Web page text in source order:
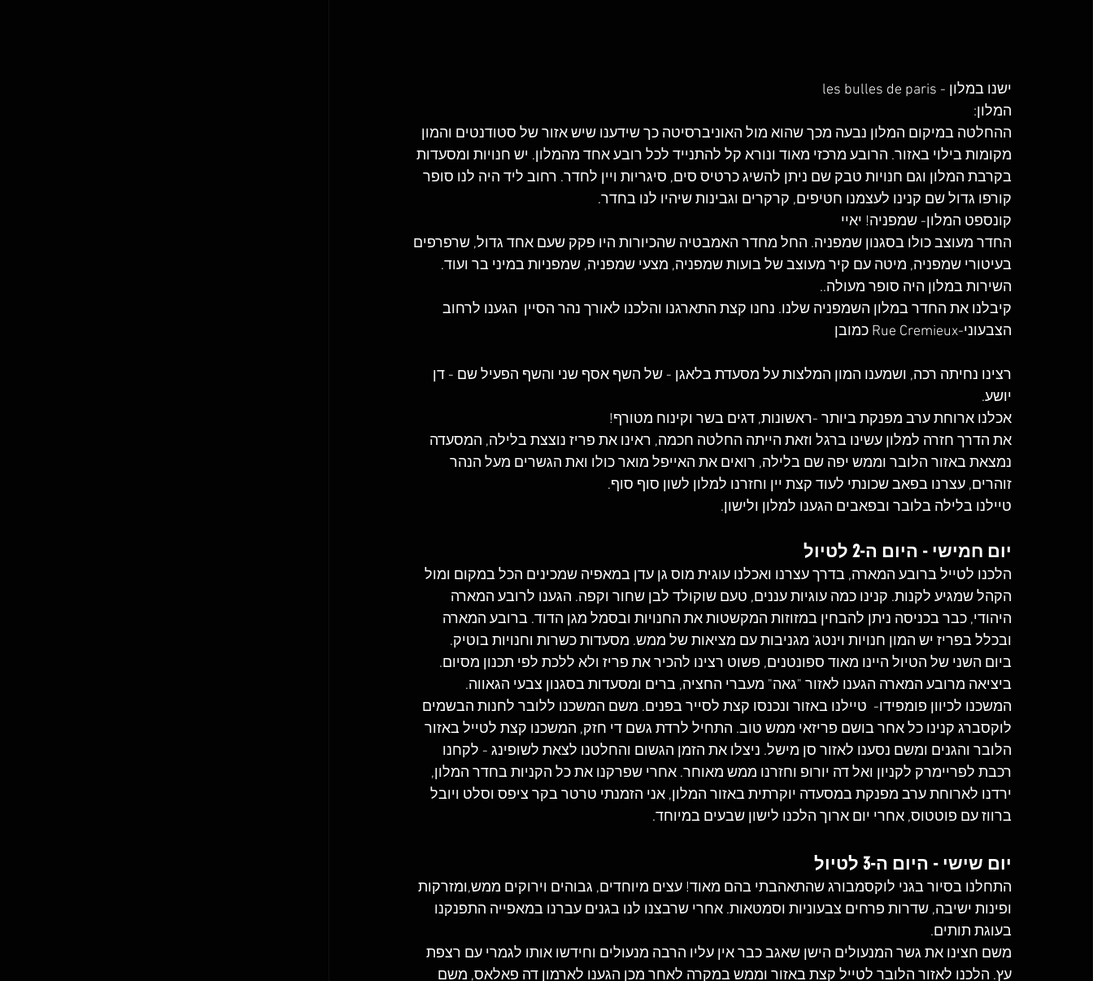
ישנו במלון - les bulles de paris
המלון:
ההחלטה במיקום המלון נבעה מכך שהוא מול האוניברסיטה כך שידענו שיש אזור של סטודנטים והמון
מקומות בילוי באזור. הרובע מרכזי מאוד ונורא קל להתנייד לכל רובע אחד מהמלון. יש חנויות ומסעדות
בקרבת המלון וגם חנויות טבק שם ניתן להשיג כרטיס סים, סיגריות ויין לחדר. רחוב ליד היה לנו סופר
קורפו גדול שם קנינו לעצמנו חטיפים, קרקרים וגבינות שיהיו לנו בחדר.
קונספט המלון- שמפניה! יאיי
החדר מעוצב כולו בסגנון שמפניה. החל מחדר האמבטיה שהכיורות היו פקק שעם אחד גדול, שרפרפים
בעיטורי שמפניה, מיטה עם קיר מעוצב של בועות שמפניה, מצעי שמפניה, שמפניות במיני בר ועוד.
השירות במלון היה סופר מעולה..
קיבלנו את החדר במלון השמפניה שלנו. נחנו קצת התארגנו והלכנו לאורך נהר הסיין  הגענו לרחוב
הצבעוני-Rue Cremieux כמובן
רצינו נחיתה רכה, ושמענו המון המלצות על מסעדת בלאגן - של השף אסף שני והשף הפעיל שם - דן
יושע.
אכלנו ארוחת ערב מפנקת ביותר -ראשונות, דגים בשר וקינוח מטורף!
את הדרך חזרה למלון עשינו ברגל וזאת הייתה החלטה חכמה, ראינו את פריז נוצצת בלילה, המסעדה
נמצאת באזור הלובר וממש יפה שם בלילה, רואים את האייפל מואר כולו ואת הגשרים מעל הנהר
זוהרים, עצרנו בפאב שכונתי לעוד קצת יין וחזרנו למלון לשון סוף סוף.
טיילנו בלילה בלובר ובפאבים הגענו למלון ולישון.
יום חמישי - היום ה-2 לטיול
הלכנו לטייל ברובע המארה, בדרך עצרנו ואכלנו עוגית מוס גן עדן במאפיה שמכינים הכל במקום ומול
הקהל שמגיע לקנות. קנינו כמה עוגיות עננים, טעם שוקולד לבן שחור וקפה. הגענו לרובע המארה
היהודי, כבר בכניסה ניתן להבחין במזוזות המקשטות את החנויות ובסמל מגן הדוד. ברובע המארה
ובכלל בפריז יש המון חנויות וינטג' מגניבות עם מציאות של ממש. מסעדות כשרות וחנויות בוטיק.
ביום השני של הטיול היינו מאוד ספונטנים, פשוט רצינו להכיר את פריז ולא ללכת לפי תכנון מסיום.
ביציאה מרובע המארה הגענו לאזור "גאה" מעברי החציה, ברים ומסעדות בסגנון צבעי הגאווה.
המשכנו לכיוון פומפידו-  טיילנו באזור ונכנסו קצת לסייר בפנים. משם המשכנו ללובר לחנות הבשמים
לוקסברג קנינו כל אחר בושם פריזאי ממש טוב. התחיל לרדת גשם די חזק, המשכנו קצת לטייל באזור
הלובר והגנים ומשם נסענו לאזור סן מישל. ניצלו את הזמן הגשום והחלטנו לצאת לשופינג - לקחנו
רכבת לפריימרק לקניון ואל דה יורופ וחזרנו ממש מאוחר. אחרי שפרקנו את כל הקניות בחדר המלון,
ירדנו לארוחת ערב מפנקת במסעדה יוקרתית באזור המלון, אני הזמנתי טרטר בקר ציפס וסלט ויובל
ברווז עם פוטטוס, אחרי יום ארוך הלכנו לישון שבעים במיוחד.
יום שישי - היום ה-3 לטיול
התחלנו בסיור בגני לוקסמבורג שהתאהבתי בהם מאוד! עצים מיוחדים, גבוהים וירוקים ממש,ומזרקות
ופינות ישיבה, שדרות פרחים צבעוניות וסמטאות. אחרי שרבצנו לנו בגנים עברנו במאפייה התפנקנו
בעוגת תותים.
משם חצינו את גשר המנעולים הישן שאגב כבר אין עליו הרבה מנעולים וחידשו אותו לגמרי עם רצפת
עץ. הלכנו לאזור הלובר לטייל קצת באזור וממש במקרה לאחר מכן הגענו לארמון דה פאלאס, משם